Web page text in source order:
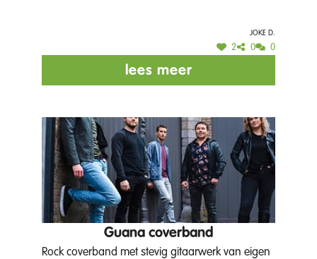
Joke D.
2 0 0
lees meer
Guana coverband
Rock coverband met stevig gitaarwerk van eigen